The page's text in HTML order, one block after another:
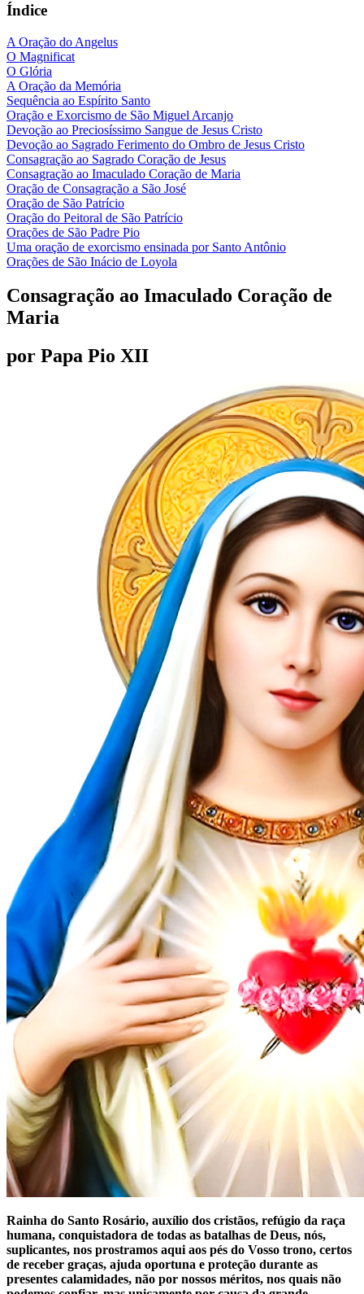
Índice
A Oração do Angelus
O Magnificat
O Glória
A Oração da Memória
Sequência ao Espírito Santo
Oração e Exorcismo de São Miguel Arcanjo
Devoção ao Preciosíssimo Sangue de Jesus Cristo
Devoção ao Sagrado Ferimento do Ombro de Jesus Cristo
Consagração ao Sagrado Coração de Jesus
Consagração ao Imaculado Coração de Maria
Oração de Consagração a São José
Oração de São Patrício
Oração do Peitoral de São Patrício
Orações de São Padre Pio
Uma oração de exorcismo ensinada por Santo Antônio
Orações de São Inácio de Loyola
Consagração ao Imaculado Coração de
Maria
por Papa Pio XII
Rainha do Santo Rosário, auxílio dos cristãos, refúgio da raça
humana, conquistadora de todas as batalhas de Deus, nós,
suplicantes, nos prostramos aqui aos pés do Vosso trono, certos
de receber graças, ajuda oportuna e proteção durante as
presentes calamidades, não por nossos méritos, nos quais não